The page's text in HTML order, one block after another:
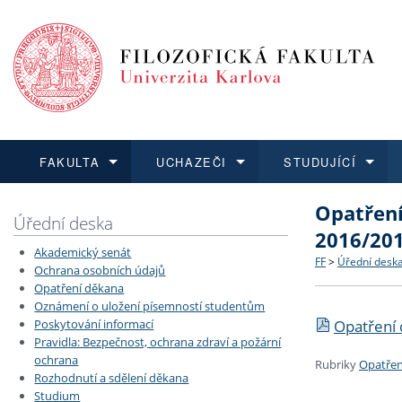
FAKULTA
Dozvědět se více
Struktura
Strategie
UCHAZEČI
Podat přihlášku
Co
Učitelské
STUDUJÍCÍ
Dozvědět se více
Dozvědět se více
O vědě a
Dozvědět se více
Aktuální
Úřední deska
Akademický senát
Ochrana osobních údajů
Opatření děkana
Oznámení o uložení písemností studentům
Poskytování informací
Pravidla: Bezpečnost, ochrana zdraví a požární
ochrana
Rozhodnutí a sdělení děkana
Studium
2016/
FF > Úřední deska
Opatření
Rubriky